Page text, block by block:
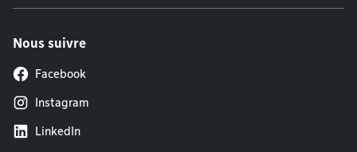
Nous suivre
Facebook
Instagram
LinkedIn